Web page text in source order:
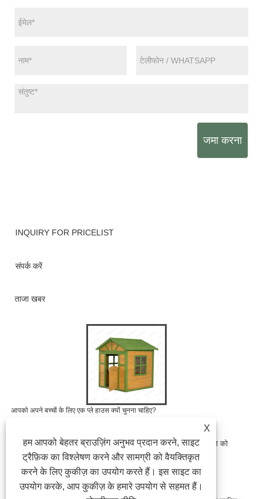
जमा करना
INQUIRY FOR PRICELIST
संपर्क करें
ताजा खबर
आपको अपने बच्चों के लिए एक प्ले हाउस क्यों चुनना चाहिए?
जब माता -पिता बाहरी खिलौनों के बारे में सोचते हैं जो मज़ेदार, सुरक्षा और शिक्षा को
जोड़ते हैं, तो सबसे लोकप्रिय विकल्पों में से एक एक प्ले हाउस है। यह......
X
हम आपको बेहतर ब्राउज़िंग अनुभव प्रदान करने, साइट
ट्रैफ़िक का विश्लेषण करने और सामग्री को वैयक्तिकृत
करने के लिए कुकीज़ का उपयोग करते हैं। इस साइट का
उपयोग करके, आप कुकीज़ के हमारे उपयोग से सहमत हैं।